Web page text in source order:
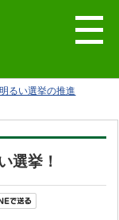
明るい選挙の推進
選挙！